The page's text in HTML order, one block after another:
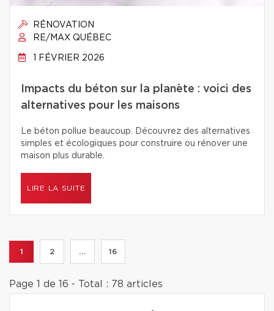
RÉNOVATION
RE/MAX QUÉBEC
1 FÉVRIER 2026
Impacts du béton sur la planète : voici des
alternatives pour les maisons
Le béton pollue beaucoup. Découvrez des alternatives
simples et écologiques pour construire ou rénover une
maison plus durable.
LIRE LA SUITE
1 2 ... 16
Page 1 de 16 - Total : 78 articles